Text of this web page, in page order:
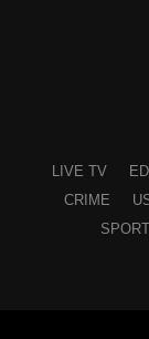
LIVE TV
CRIME